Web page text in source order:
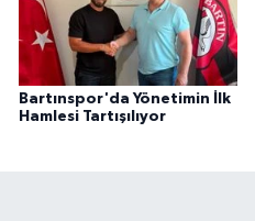
Bartınspor'da Yönetimin İlk
Hamlesi Tartışılıyor